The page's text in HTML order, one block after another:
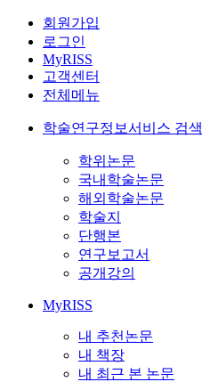
회원가입
로그인
MyRISS
고객센터
전체메뉴
학술연구정보서비스 검색
학위논문
국내학술논문
해외학술논문
학술지
단행본
연구보고서
공개강의
MyRISS
내 추천논문
내 책장
내 최근 본 논문